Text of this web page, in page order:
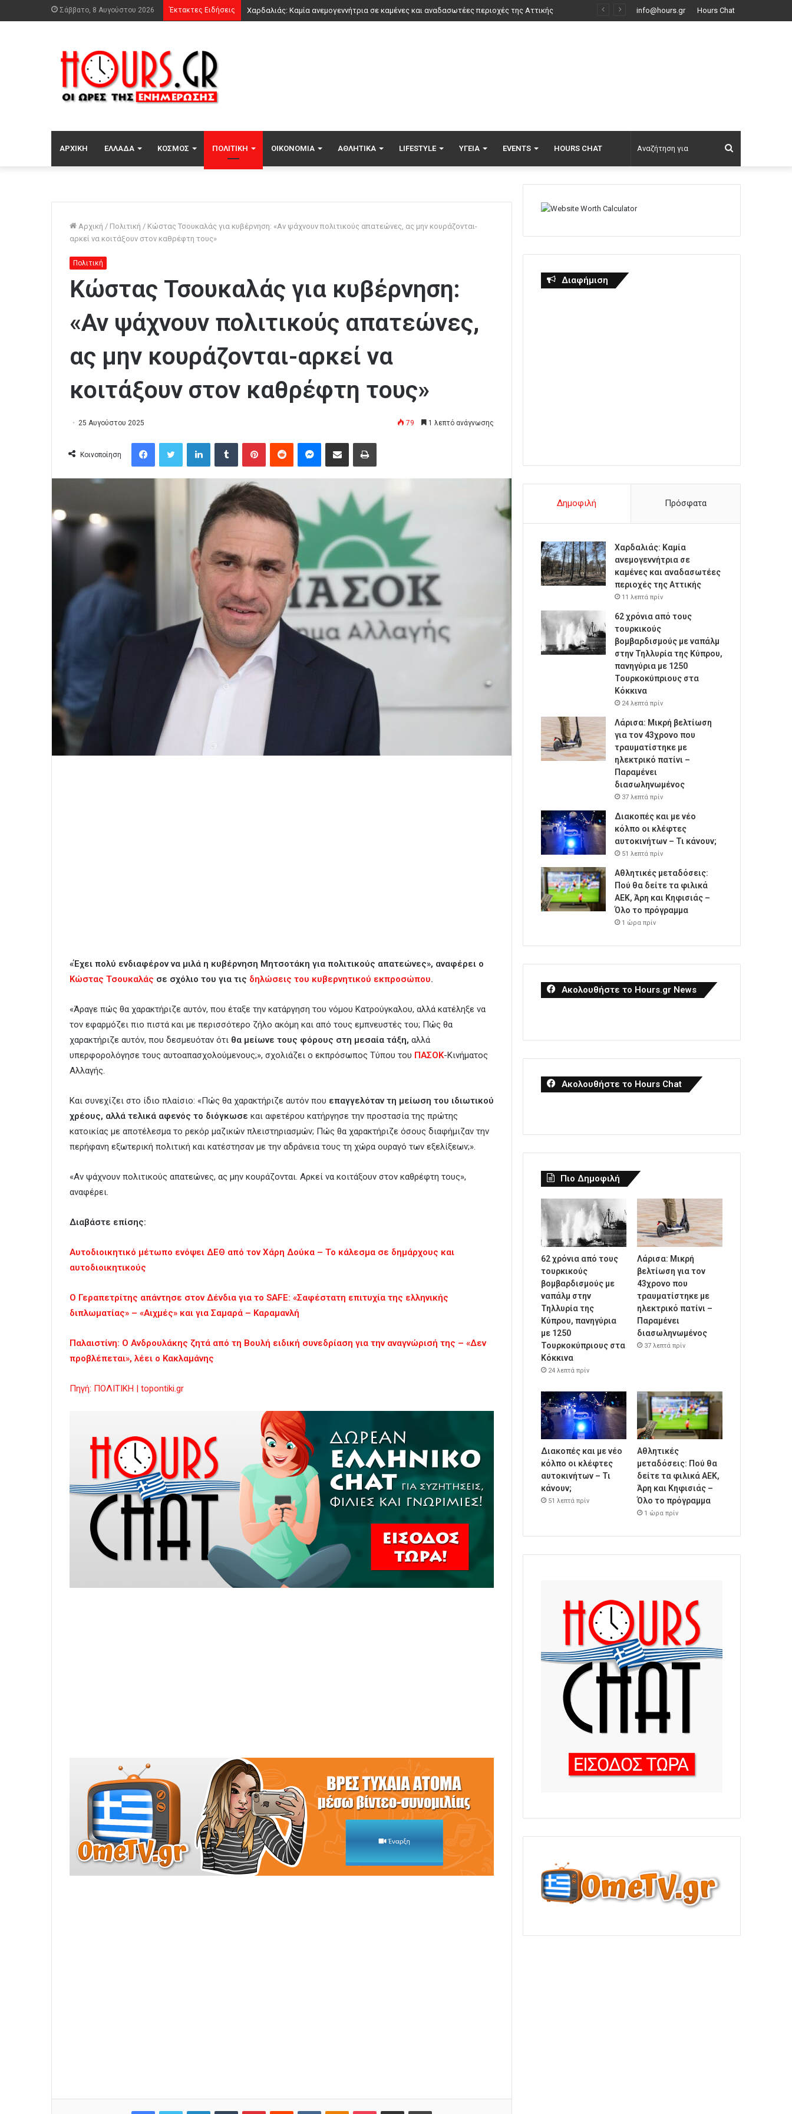
Σάββατο, 8 Αυγούστου 2026 Έκτακτες Ειδήσεις info@hours.gr Hours Chat
ΑΡΧΙΚΉ ΕΛΛΆΔΑ ΚΌΣΜΟΣ ΠΟΛΙΤΙΚΉ ΟΙΚΟΝΟΜΊΑ ΑΘΛΗΤΙΚΆ LIFESTYLE ΥΓΕΊΑ EVENTS HOURS CHAT
για
Αρχική / Πολιτική / Κώστας Τσουκαλάς για κυβέρνηση: «Αν ψάχνουν πολιτικούς απατεώνες, ας μην κουράζονται-
αρκεί να κοιτάξουν στον καθρέφτη τους»
Πολιτική
Κώστας Τσουκαλάς για κυβέρνηση:
«Αν ψάχνουν πολιτικούς απατεώνες,
ας μην κουράζονται-αρκεί να
κοιτάξουν στον καθρέφτη τους»
25 Αυγούστου 2025 79 1 λεπτό ανάγνωσης
Κοινοποίηση
«Έχει πολύ ενδιαφέρον να μιλά η κυβέρνηση Μητσοτάκη για πολιτικούς απατεώνες», αναφέρει ο
Κώστας Τσουκαλάς σε σχόλιο του για τις δηλώσεις του κυβερνητικού εκπροσώπου.
«Άραγε πώς θα χαρακτήριζε αυτόν, που έταξε την κατάργηση του νόμου Κατρούγκαλου, αλλά κατέληξε να
τον εφαρμόζει πιο πιστά και με περισσότερο ζήλο ακόμη και από τους εμπνευστές του; Πώς θα
χαρακτήριζε αυτόν, που δεσμευόταν ότι θα μείωνε τους φόρους στη μεσαία τάξη, αλλά
υπερφορολόγησε τους αυτοαπασχολούμενους;», σχολιάζει ο εκπρόσωπος Τύπου του ΠΑΣΟΚ-Κινήματος
Αλλαγής.
Και συνεχίζει στο ίδιο πλαίσιο: «Πώς θα χαρακτήριζε αυτόν που επαγγελόταν τη μείωση του ιδιωτικού
χρέους, αλλά τελικά αφενός το διόγκωσε και αφετέρου κατήργησε την προστασία της πρώτης
κατοικίας με αποτέλεσμα το ρεκόρ μαζικών πλειστηριασμών; Πώς θα χαρακτήριζε όσους διαφήμιζαν την
περήφανη εξωτερική πολιτική και κατέστησαν με την αδράνεια τους τη χώρα ουραγό των εξελίξεων;».
«Αν ψάχνουν πολιτικούς απατεώνες, ας μην κουράζονται. Αρκεί να κοιτάξουν στον καθρέφτη τους»,
αναφέρει.
Διαβάστε επίσης:
Αυτοδιοικητικό μέτωπο ενόψει ΔΕΘ από τον Χάρη Δούκα – Το κάλεσμα σε δημάρχους και
αυτοδιοικητικούς
Ο Γεραπετρίτης απάντησε στον Δένδια για το SAFE: «Σαφέστατη επιτυχία της ελληνικής
διπλωματίας» – «Αιχμές» και για Σαμαρά – Καραμανλή
Παλαιστίνη: Ο Ανδρουλάκης ζητά από τη Βουλή ειδική συνεδρίαση για την αναγνώρισή της – «Δεν
προβλέπεται», λέει ο Κακλαμάνης
Πηγή: ΠΟΛΙΤΙΚΗ | topontiki.gr
Διαφήμιση
Δημοφιλή Πρόσφατα
Χαρδαλιάς: Καμία
ανεμογεννήτρια σε
καμένες και αναδασωτέες
περιοχές της Αττικής
11 λεπτά πρίν
62 χρόνια από τους
τουρκικούς
βομβαρδισμούς με ναπάλμ
στην Τηλλυρία της Κύπρου,
πανηγύρια με 1250
Τουρκοκύπριους στα
Κόκκινα
24 λεπτά πρίν
Λάρισα: Μικρή βελτίωση
για τον 43χρονο που
τραυματίστηκε με
ηλεκτρικό πατίνι –
Παραμένει
διασωληνωμένος
37 λεπτά πρίν
Διακοπές και με νέο
κόλπο οι κλέφτες
αυτοκινήτων – Τι κάνουν;
51 λεπτά πρίν
Αθλητικές μεταδόσεις:
Πού θα δείτε τα φιλικά
ΑΕΚ, Άρη και Κηφισιάς –
Όλο το πρόγραμμα
1 ώρα πρίν
Ακολουθήστε το Hours.gr News
Ακολουθήστε το Hours Chat
Πιο Δημοφιλή
62 χρόνια από τους
τουρκικούς
βομβαρδισμούς με
ναπάλμ στην
Τηλλυρία της
Κύπρου, πανηγύρια
με 1250
Τουρκοκύπριους στα
Κόκκινα
24 λεπτά πρίν
Λάρισα: Μικρή
βελτίωση για τον
43χρονο που
τραυματίστηκε με
ηλεκτρικό πατίνι –
Παραμένει
διασωληνωμένος
37 λεπτά πρίν
Διακοπές και με νέο
κόλπο οι κλέφτες
αυτοκινήτων – Τι
κάνουν;
51 λεπτά πρίν
Αθλητικές
μεταδόσεις: Πού θα
δείτε τα φιλικά ΑΕΚ,
Άρη και Κηφισιάς –
Όλο το πρόγραμμα
1 ώρα πρίν